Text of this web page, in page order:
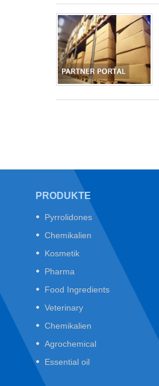
PRODUKTE
Pyrrolidones
Chemikalien
Kosmetik
Pharma
Food Ingredients
Veterinary
Chemikalien
Agrochemical
Essential oil